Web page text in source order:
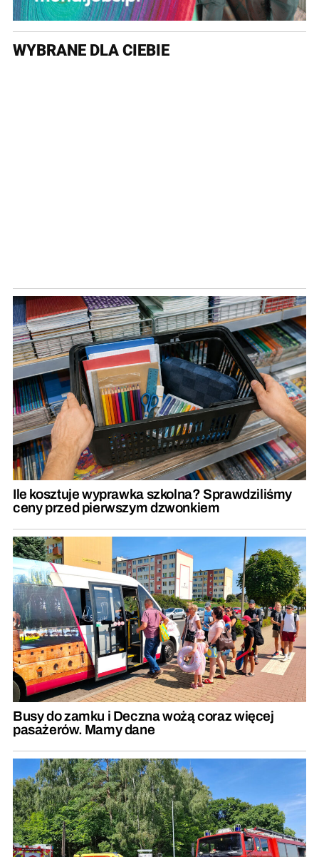
WYBRANE DLA CIEBIE
Ile kosztuje wyprawka szkolna? Sprawdziliśmy
ceny przed pierwszym dzwonkiem
Busy do zamku i Deczna wożą coraz więcej
pasażerów. Mamy dane